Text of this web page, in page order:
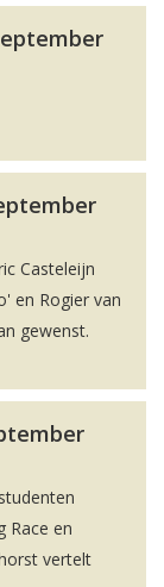
Casteleijn
en Rogier van
gewenst.
Race en
vertelt